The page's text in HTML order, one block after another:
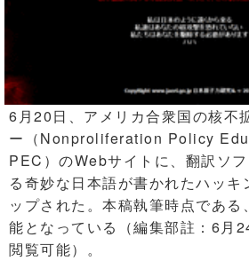
6月20日、アメリカ合衆国の核不
ー（Nonproliferation Policy
PEC）のWebサイトに、翻訳ソ
る奇妙な日本語が書かれたハッキ
ップされた。本稿執筆時点であ
能となっている（編集部註：6月
閲覧可能）。